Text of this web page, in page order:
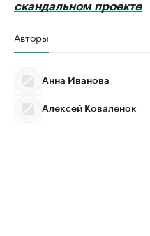
скандальном проекте
Авторы
Анна Иванова
Алексей Коваленок